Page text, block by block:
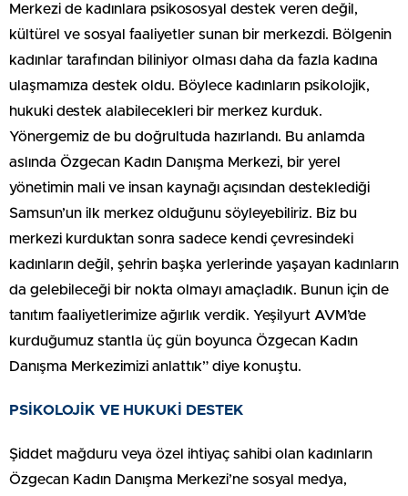
Merkezi de kadınlara psikososyal destek veren değil,
kültürel ve sosyal faaliyetler sunan bir merkezdi. Bölgenin
kadınlar tarafından biliniyor olması daha da fazla kadına
ulaşmamıza destek oldu. Böylece kadınların psikolojik,
hukuki destek alabilecekleri bir merkez kurduk.
Yönergemiz de bu doğrultuda hazırlandı. Bu anlamda
aslında Özgecan Kadın Danışma Merkezi, bir yerel
yönetimin mali ve insan kaynağı açısından desteklediği
Samsun’un ilk merkez olduğunu söyleyebiliriz. Biz bu
merkezi kurduktan sonra sadece kendi çevresindeki
kadınların değil, şehrin başka yerlerinde yaşayan kadınların
da gelebileceği bir nokta olmayı amaçladık. Bunun için de
tanıtım faaliyetlerimize ağırlık verdik. Yeşilyurt AVM’de
kurduğumuz stantla üç gün boyunca Özgecan Kadın
Danışma Merkezimizi anlattık” diye konuştu.
PSİKOLOJİK VE HUKUKİ DESTEK
Şiddet mağduru veya özel ihtiyaç sahibi olan kadınların
Özgecan Kadın Danışma Merkezi’ne sosyal medya,